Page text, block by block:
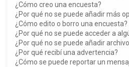
¿Cómo creo una encuesta?
¿Por qué no se puede añadir más
¿Cómo edito o borro una encuesta?
¿Por qué no se puede acceder a
¿Por qué no se puede añadir
¿Por qué recibí una advertencia?
¿Cómo se puede reportar un